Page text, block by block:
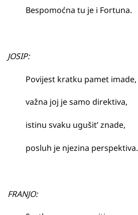
Bespomoćna tu je i Fortuna.
JOSIP:
Povijest kratku pamet imade,
važna joj je samo direktiva,
istinu svaku ugušit’ znade,
posluh je njezina perspektiva.
FRANJO: